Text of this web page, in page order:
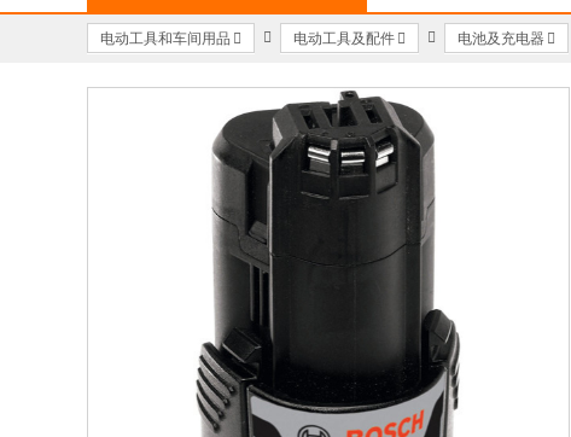
电动工具和车间用品 电动工具及配件 电池及充电器